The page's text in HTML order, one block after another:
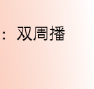
双周播